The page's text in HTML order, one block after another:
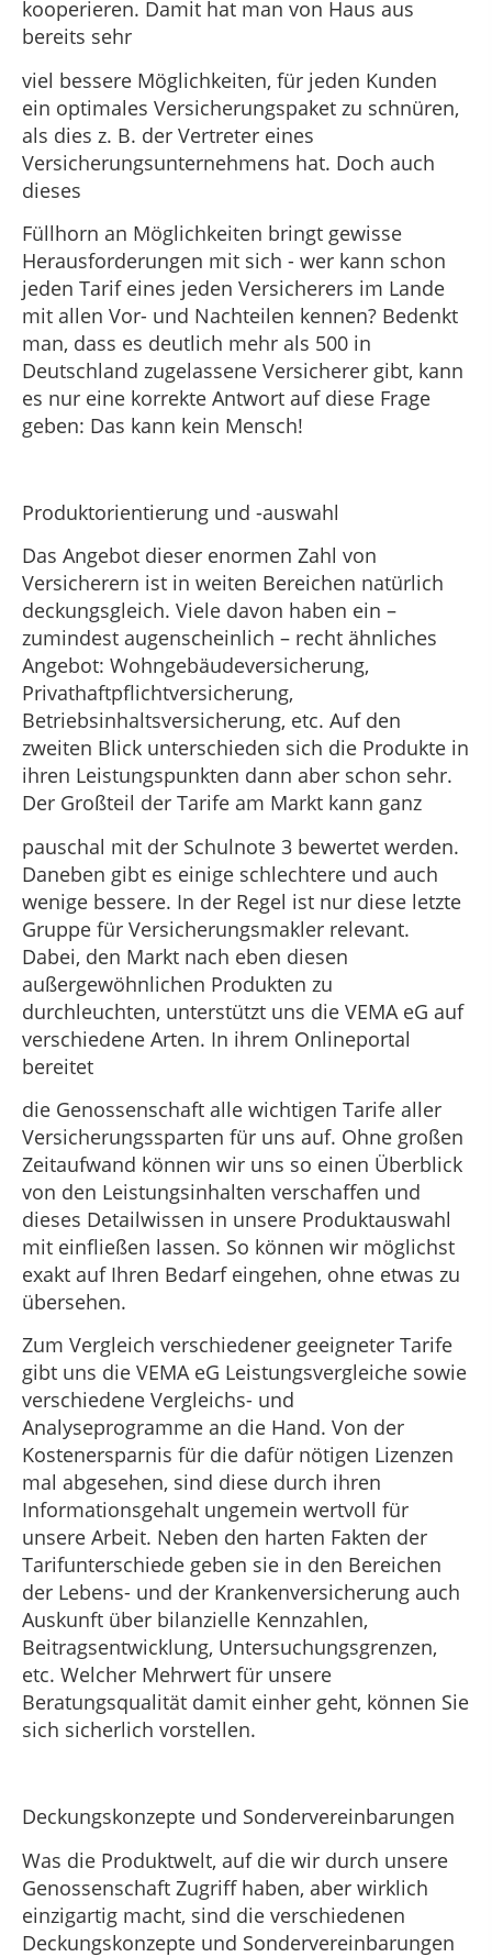
kooperieren. Damit hat man von Haus aus
bereits sehr
viel bessere Möglichkeiten, für jeden Kunden
ein optimales Versicherungspaket zu schnüren,
als dies z. B. der Vertreter eines
Versicherungsunternehmens hat. Doch auch
dieses
Füllhorn an Möglichkeiten bringt gewisse
Herausforderungen mit sich - wer kann schon
jeden Tarif eines jeden Versicherers im Lande
mit allen Vor- und Nachteilen kennen? Bedenkt
man, dass es deutlich mehr als 500 in
Deutschland zugelassene Versicherer gibt, kann
es nur eine korrekte Antwort auf diese Frage
geben: Das kann kein Mensch!
Produktorientierung und -auswahl
Das Angebot dieser enormen Zahl von
Versicherern ist in weiten Bereichen natürlich
deckungsgleich. Viele davon haben ein –
zumindest augenscheinlich – recht ähnliches
Angebot: Wohngebäudeversicherung,
Privathaftpflichtversicherung,
Betriebsinhaltsversicherung, etc. Auf den
zweiten Blick unterschieden sich die Produkte in
ihren Leistungspunkten dann aber schon sehr.
Der Großteil der Tarife am Markt kann ganz
pauschal mit der Schulnote 3 bewertet werden.
Daneben gibt es einige schlechtere und auch
wenige bessere. In der Regel ist nur diese letzte
Gruppe für Versicherungsmakler relevant.
Dabei, den Markt nach eben diesen
außergewöhnlichen Produkten zu
durchleuchten, unterstützt uns die VEMA eG auf
verschiedene Arten. In ihrem Onlineportal
bereitet
die Genossenschaft alle wichtigen Tarife aller
Versicherungssparten für uns auf. Ohne großen
Zeitaufwand können wir uns so einen Überblick
von den Leistungsinhalten verschaffen und
dieses Detailwissen in unsere Produktauswahl
mit einfließen lassen. So können wir möglichst
exakt auf Ihren Bedarf eingehen, ohne etwas zu
übersehen.
Zum Vergleich verschiedener geeigneter Tarife
gibt uns die VEMA eG Leistungsvergleiche sowie
verschiedene Vergleichs- und
Analyseprogramme an die Hand. Von der
Kostenersparnis für die dafür nötigen Lizenzen
mal abgesehen, sind diese durch ihren
Informationsgehalt ungemein wertvoll für
unsere Arbeit. Neben den harten Fakten der
Tarifunterschiede geben sie in den Bereichen
der Lebens- und der Krankenversicherung auch
Auskunft über bilanzielle Kennzahlen,
Beitragsentwicklung, Untersuchungsgrenzen,
etc. Welcher Mehrwert für unsere
Beratungsqualität damit einher geht, können Sie
sich sicherlich vorstellen.
Deckungskonzepte und Sondervereinbarungen
Was die Produktwelt, auf die wir durch unsere
Genossenschaft Zugriff haben, aber wirklich
einzigartig macht, sind die verschiedenen
Deckungskonzepte und Sondervereinbarungen